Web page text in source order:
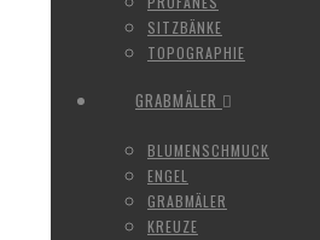
SITZBÄNKE
TOPOGRAPHIE
GRABMÄLER
BLUMENSCHMUCK
ENGEL
GRABMÄLER
KREUZE